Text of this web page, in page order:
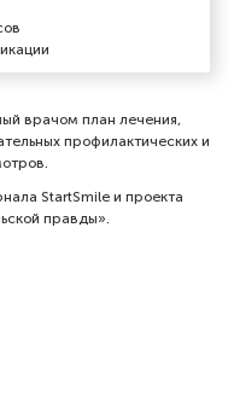
врачом план лечения,
профилактических и
StartSmile и проекта
правды».